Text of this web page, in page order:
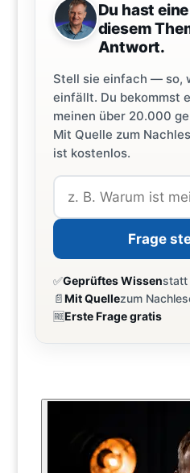
Du hast
diesem
Antwort.
Stell sie einfach — so,
einfällt. Du bekommst
meinen über 20.000
Mit Quelle zum
ist kostenlos.
Frage
✅Geprüftes Wissenstatt
📄Mit Quellezum
🆓Erste Frage gratis